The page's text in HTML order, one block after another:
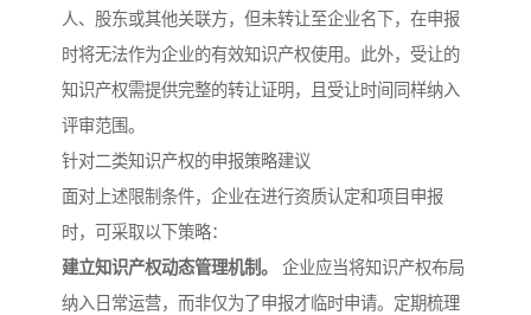
人、股东或其他关联方，但未转让至企业名下，在申报
时将无法作为企业的有效知识产权使用。此外，受让的
知识产权需提供完整的转让证明，且受让时间同样纳入
评审范围。
针对二类知识产权的申报策略建议
面对上述限制条件，企业在进行资质认定和项目申报
时，可采取以下策略：
建立知识产权动态管理机制。
企业应当将知识产权布局
纳入日常运营，而非仅为了申报才临时申请。定期梳理